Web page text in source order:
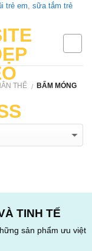
trẻ em, sữa tắm trẻ
THỂ / BẤM MÓNG
TINH TẾ
sản phẩm ưu việt